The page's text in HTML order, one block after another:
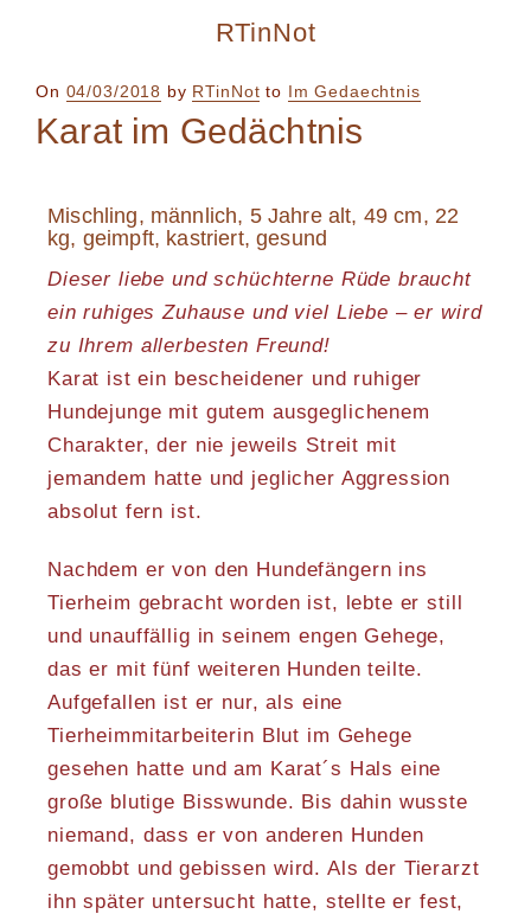
RTinNot
On 04/03/2018 by RTinNot to Im Gedaechtnis
Karat im Gedächtnis
Mischling, männlich, 5 Jahre alt, 49 cm, 22
kg, geimpft, kastriert, gesund
Dieser liebe und schüchterne Rüde braucht
ein ruhiges Zuhause und viel Liebe – er wird
zu Ihrem allerbesten Freund!
Karat ist ein bescheidener und ruhiger
Hundejunge mit gutem ausgeglichenem
Charakter, der nie jeweils Streit mit
jemandem hatte und jeglicher Aggression
absolut fern ist.
Nachdem er von den Hundefängern ins
Tierheim gebracht worden ist, lebte er still
und unauffällig in seinem engen Gehege,
das er mit fünf weiteren Hunden teilte.
Aufgefallen ist er nur, als eine
Tierheimmitarbeiterin Blut im Gehege
gesehen hatte und am Karat´s Hals eine
große blutige Bisswunde. Bis dahin wusste
niemand, dass er von anderen Hunden
gemobbt und gebissen wird. Als der Tierarzt
ihn später untersucht hatte, stellte er fest,